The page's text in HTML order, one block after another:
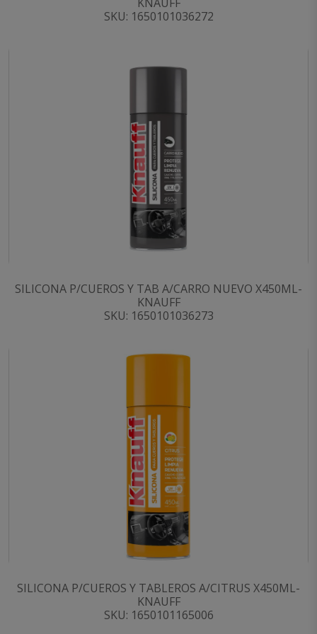
SKU: 1650101036272
SILICONA P/CUEROS Y TAB A/CARRO NUEVO X450ML-
KNAUFF
SKU: 1650101036273
SILICONA P/CUEROS Y TABLEROS A/CITRUS X450ML-
KNAUFF
SKU: 1650101165006